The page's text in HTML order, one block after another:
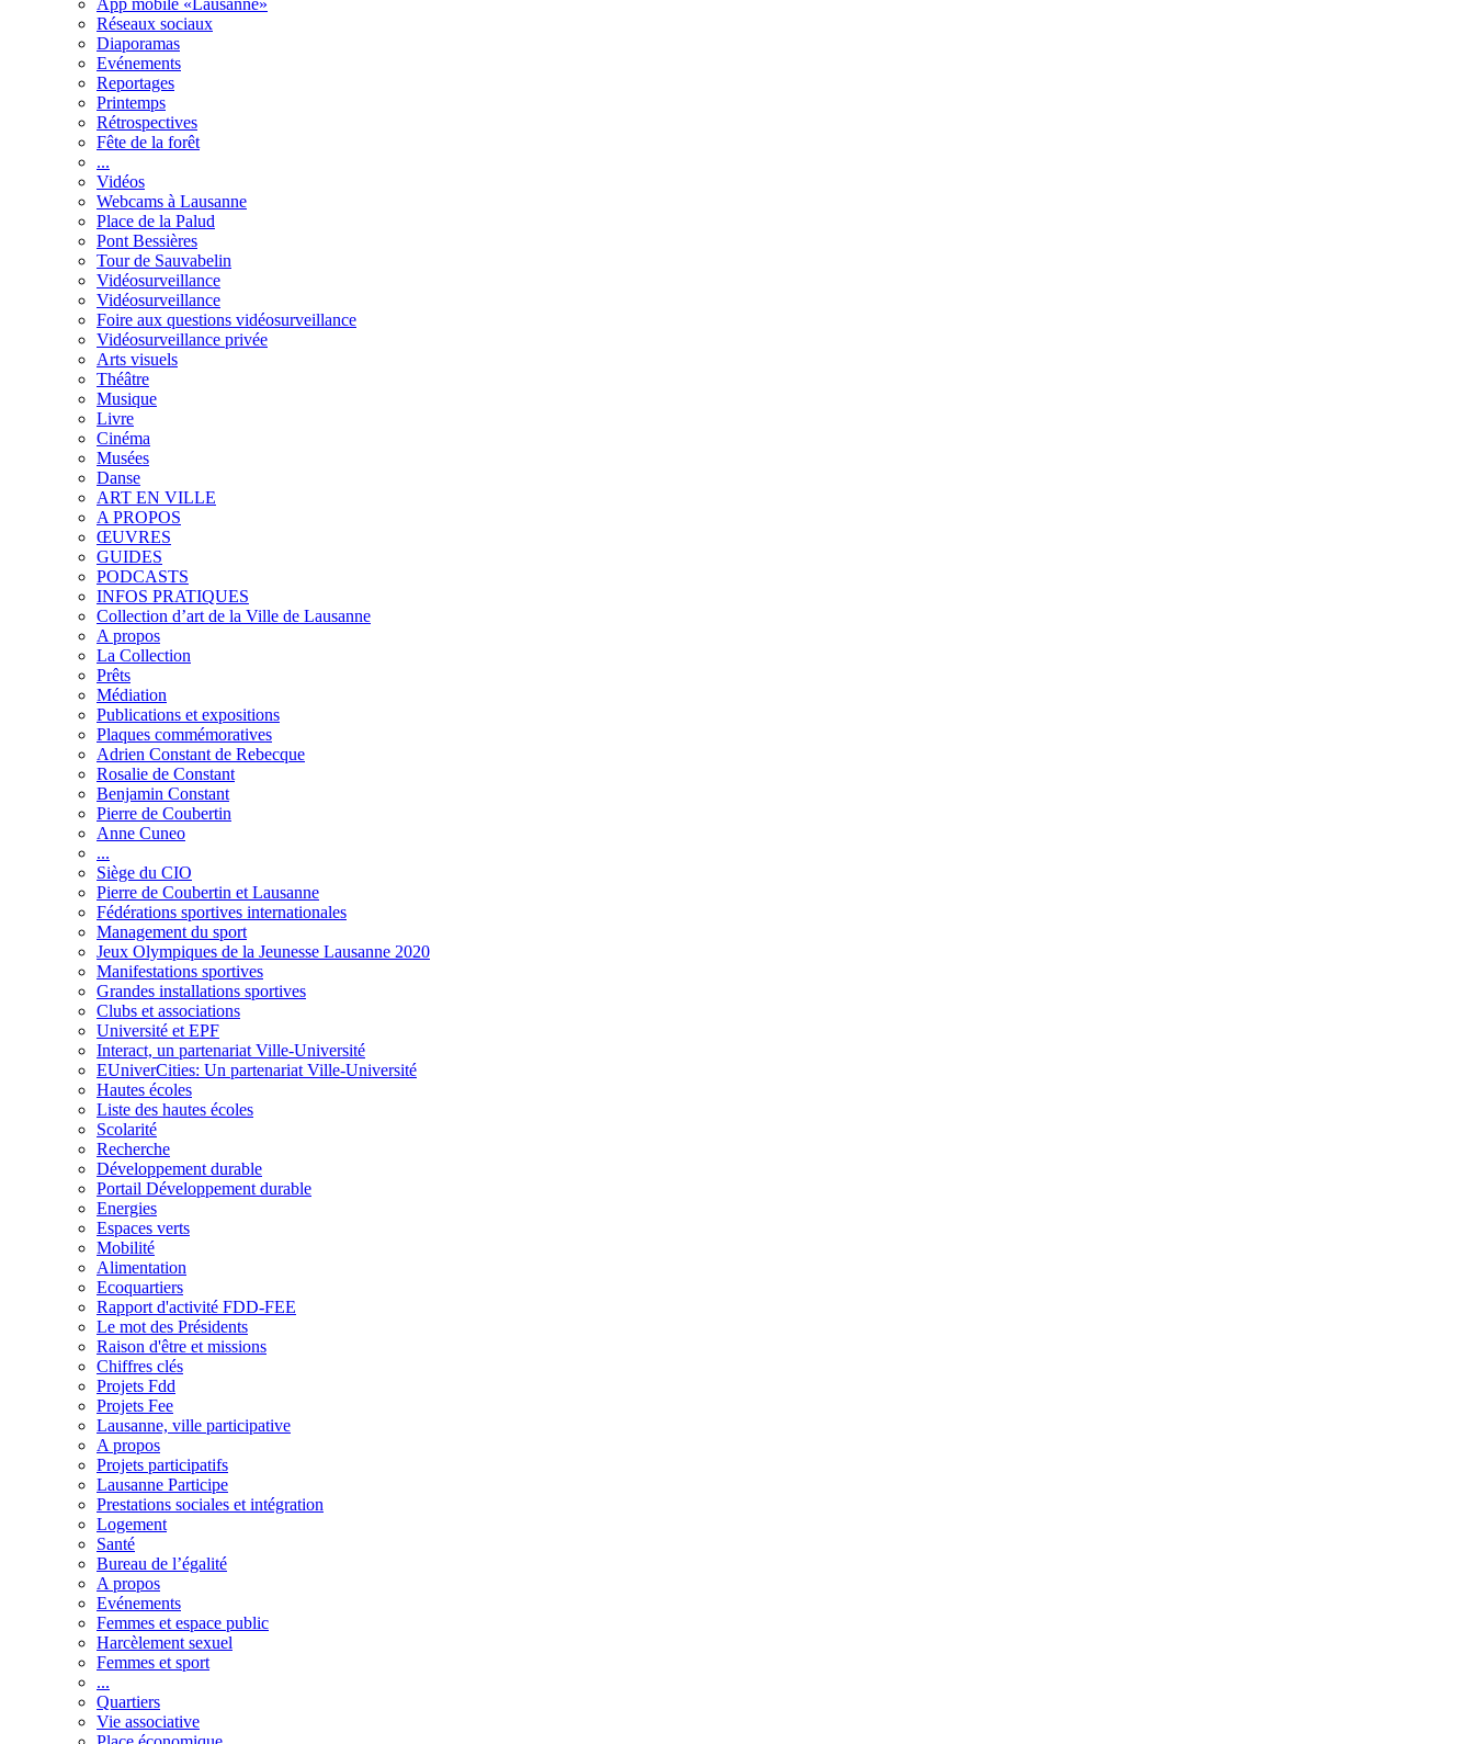
Réseaux sociaux
Diaporamas
Evénements
Reportages
Printemps
Rétrospectives
Fête de la forêt
...
Vidéos
Webcams à Lausanne
Place de la Palud
Pont Bessières
Tour de Sauvabelin
Vidéosurveillance
Vidéosurveillance
Foire aux questions vidéosurveillance
Vidéosurveillance privée
Arts visuels
Théâtre
Musique
Livre
Cinéma
Musées
Danse
ART EN VILLE
A PROPOS
ŒUVRES
GUIDES
PODCASTS
INFOS PRATIQUES
Collection d’art de la Ville de Lausanne
A propos
La Collection
Prêts
Médiation
Publications et expositions
Plaques commémoratives
Adrien Constant de Rebecque
Rosalie de Constant
Benjamin Constant
Pierre de Coubertin
Anne Cuneo
...
Siège du CIO
Pierre de Coubertin et Lausanne
Fédérations sportives internationales
Management du sport
Jeux Olympiques de la Jeunesse Lausanne 2020
Manifestations sportives
Grandes installations sportives
Clubs et associations
Université et EPF
Interact, un partenariat Ville-Université
EUniverCities: Un partenariat Ville-Université
Hautes écoles
Liste des hautes écoles
Scolarité
Recherche
Développement durable
Portail Développement durable
Energies
Espaces verts
Mobilité
Alimentation
Ecoquartiers
Rapport d'activité FDD-FEE
Le mot des Présidents
Raison d'être et missions
Chiffres clés
Projets Fdd
Projets Fee
Lausanne, ville participative
A propos
Projets participatifs
Lausanne Participe
Prestations sociales et intégration
Logement
Santé
Bureau de l’égalité
A propos
Evénements
Femmes et espace public
Harcèlement sexuel
Femmes et sport
...
Quartiers
Vie associative